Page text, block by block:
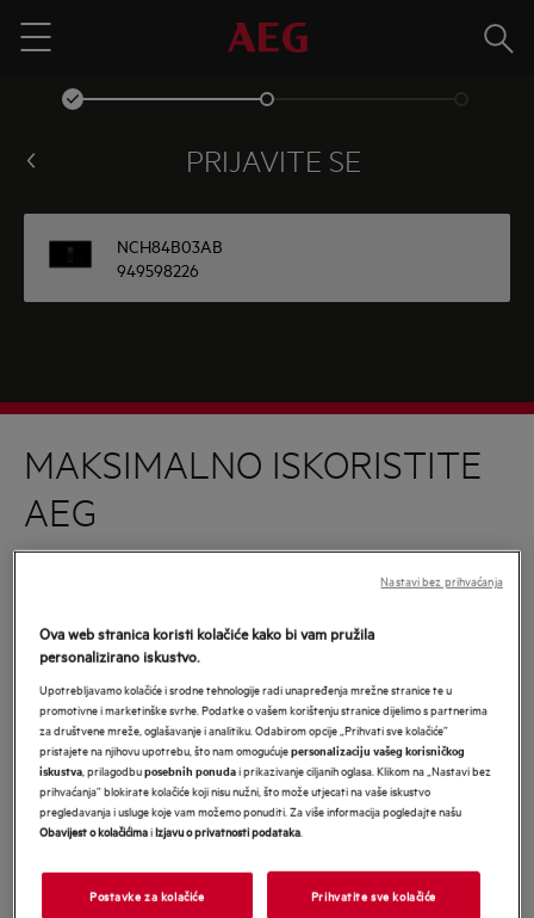
Menu
Traži
PRIJAVITE SE
NCH84B03AB
949598226
MAKSIMALNO ISKORISTITE
AEG
*Obavezno
Upišite
svoju
e-
mail
adresu
Pristajem na primanje personaliziranog marketinškog sadržaja
Electrolux grupeputem e-pošte, telefona, SMS-a i pošte. Pristajem i da
se moji osobni podaci dijele s mrežama trećih strana i koriste za
mrežama. U svakom trenutku mogu povući svoju suglasnost.
Potvrđujem da imam 18 ili više godina. Za više informacija pročitajte
Obavijest o zaštiti podataka
Ova web stranica koristi kolačiće kako bi vam pružila
personalizirano iskustvo.
Upotrebljavamo kolačiće i srodne tehnologije radi unapređenja mrežne stranice te u
promotivne i marketinške svrhe. Podatke o vašem korištenju stranice dijelimo s partnerima
za društvene mreže, oglašavanje i analitiku. Odabirom opcije „Prihvati sve kolačiće”
pristajete na njihovu upotrebu, što nam omogućujepersonalizaciju vašeg korisničkog
iskustva, prilagodbuposebnih ponudai prikazivanje ciljanih oglasa. Klikom na „Nastavi bez
prihvaćanja” blokirate kolačiće koji nisu nužni, što može utjecati na vaše iskustvo
pregledavanja i usluge koje vam možemo ponuditi. Za više informacija pogledajte našu
Obavijest o kolačićimaiIzjavu o privatnosti podataka.
Postavke za kolačiće Prihvatite sve kolačiće
Nastavi bez prihvaćanja